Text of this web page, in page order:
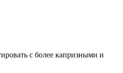
с более капризными и